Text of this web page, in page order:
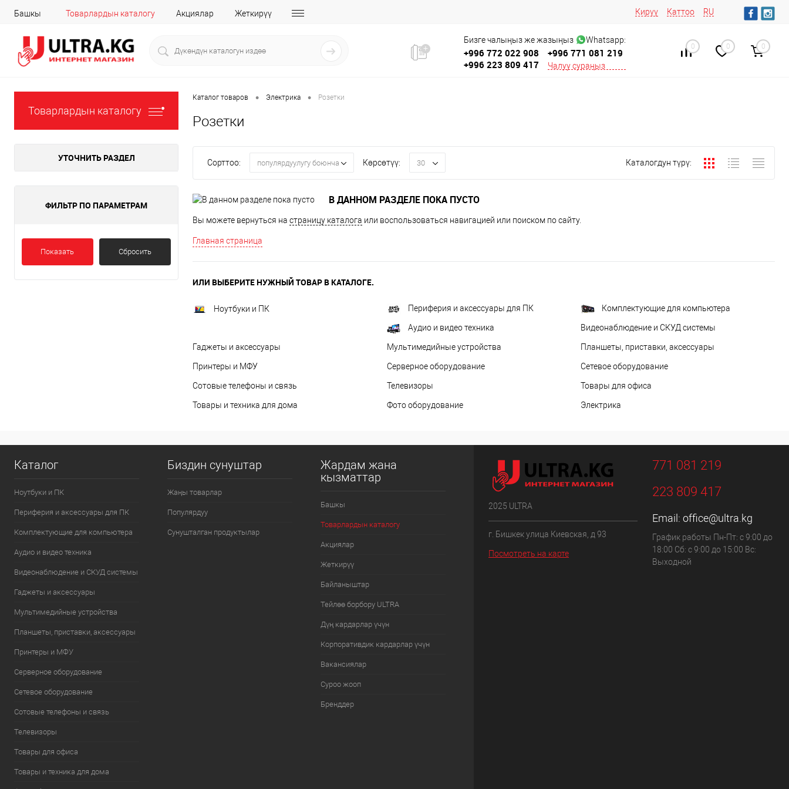
Башкы Товарлардын каталогу Акциялар Жеткирүү Кирүү Каттоо RU
Бизге чалыңыз же жазыңыз Whatsapp:
+996 772 022 908
+996 771 081 219
+996 223 809 417
Чалуу сураңыз
0 0 0
Товарлардын каталогу
УТОЧНИТЬ РАЗДЕЛ
ФИЛЬТР ПО ПАРАМЕТРАМ
Показать Сбросить
Каталог товаров • Электрика • Розетки
Розетки
Сорттоо: популярдуулугу боюнча Көрсөтүү: 30 Каталогдун түрү:
В ДАННОМ РАЗДЕЛЕ ПОКА ПУСТО
Вы можете вернуться на страницу каталога или воспользоваться навигацией или поиском по сайту.
Главная страница
ИЛИ ВЫБЕРИТЕ НУЖНЫЙ ТОВАР В КАТАЛОГЕ.
Ноутбуки и ПК Периферия и аксессуары для ПК Комплектующие для компьютера
Аудио и видео техника Видеонаблюдение и СКУД системы
Гаджеты и аксессуары Мультимедийные устройства Планшеты, приставки, аксессуары
Принтеры и МФУ Серверное оборудование Сетевое оборудование
Сотовые телефоны и связь Телевизоры Товары для офиса
Товары и техника для дома Фото оборудование Электрика
Каталог
Ноутбуки и ПК
Периферия и аксессуары для ПК
Комплектующие для компьютера
Аудио и видео техника
Видеонаблюдение и СКУД системы
Гаджеты и аксессуары
Мультимедийные устройства
Планшеты, приставки, аксессуары
Принтеры и МФУ
Серверное оборудование
Сетевое оборудование
Сотовые телефоны и связь
Телевизоры
Товары для офиса
Товары и техника для дома
Биздин сунуштар
Жаңы товарлар
Популярдуу
Сунушталган продуктылар
Жардам жана
кызматтар
Башкы
Товарлардын каталогу
Акциялар
Жеткирүү
Байланыштар
Тейлөө борбору ULTRA
Дүң кардарлар үчүн
Корпоративдик кардарлар үчүн
Вакансиялар
Суроо жооп
Бренддер
2025 ULTRA
г. Бишкек улица Киевская, д 93
Посмотреть на карте
771 081 219
223 809 417
Email: office@ultra.kg
График работы Пн-Пт: с 9:00 до
18:00 Сб: с 9:00 до 15:00 Вс:
Выходной